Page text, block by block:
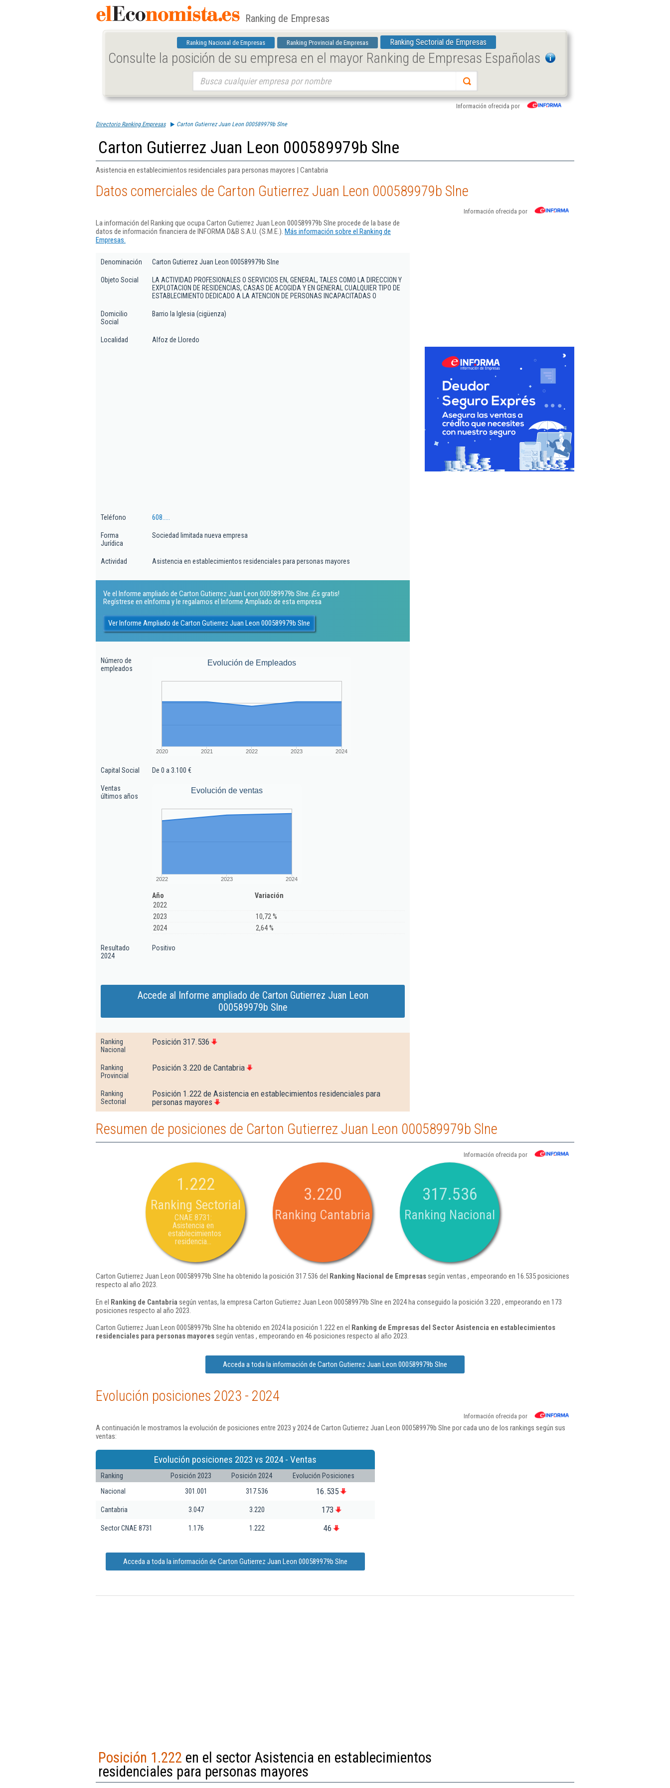
Ranking de Empresas
Ranking Nacional de Empresas Ranking Provincial de Empresas Ranking Sectorial de Empresas
Consulte la posición de su empresa en el mayor Ranking de Empresas Españolas
Información ofrecida por
Directorio Ranking Empresas Carton Gutierrez Juan Leon 000589979b Slne
Carton Gutierrez Juan Leon 000589979b Slne
Asistencia en establecimientos residenciales para personas mayores | Cantabria
Datos comerciales de Carton Gutierrez Juan Leon 000589979b Slne
Información ofrecida por
La información del Ranking que ocupa Carton Gutierrez Juan Leon 000589979b Slne procede de la base de
datos de información financiera de INFORMA D&B S.A.U. (S.M.E.). Más información sobre el Ranking de
Empresas.
Denominación Carton Gutierrez Juan Leon 000589979b Slne
Objeto Social
LA ACTIVIDAD PROFESIONALES O SERVICIOS EN, GENERAL, TALES COMO LA DIRECCION Y
EXPLOTACION DE RESIDENCIAS, CASAS DE ACOGIDA Y EN GENERAL CUALQUIER TIPO DE
ESTABLECIMIENTO DEDICADO A LA ATENCION DE PERSONAS INCAPACITADAS O
Domicilio
Social
Barrio la Iglesia (cigüenza)
Localidad Alfoz de Lloredo
Teléfono 608.....
Forma
Jurídica
Sociedad limitada nueva empresa
Actividad Asistencia en establecimientos residenciales para personas mayores
Ve el Informe ampliado de Carton Gutierrez Juan Leon 000589979b Slne. ¡Es gratis!
Regístrese en eInforma y le regalamos el Informe Ampliado de esta empresa
Ver Informe Ampliado de Carton Gutierrez Juan Leon 000589979b Slne
Número de
empleados
Evolución de Empleados
2020 2021 2022 2023 2024
Capital Social De 0 a 3.100 €
Ventas
últimos años
Evolución de ventas
2022 2023 2024
Año
Variación
2022
2023
10,72 %
2024
2,64 %
Resultado
2024
Positivo
Accede al Informe ampliado de Carton Gutierrez Juan Leon
000589979b Slne
Ranking
Nacional
Posición 317.536
Ranking
Provincial
Posición 3.220 de Cantabria
Ranking
Sectorial
Posición 1.222 de Asistencia en establecimientos residenciales para
personas mayores
Resumen de posiciones de Carton Gutierrez Juan Leon 000589979b Slne
Información ofrecida por
1.222
Ranking Sectorial
CNAE 8731:
Asistencia en
establecimientos
residencia...
3.220
Ranking Cantabria
317.536
Ranking Nacional
Carton Gutierrez Juan Leon 000589979b Slne ha obtenido la posición 317.536 del Ranking Nacional de Empresassegún ventas , empeorando en 16.535 posiciones
respecto al año 2023.
En el Ranking de Cantabria según ventas, la empresa Carton Gutierrez Juan Leon 000589979b Slne en 2024 ha conseguido la posición 3.220 , empeorando en 173
posiciones respecto al año 2023.
Carton Gutierrez Juan Leon 000589979b Slne ha obtenido en 2024 la posición 1.222 en el Ranking de Empresas del Sector Asistencia en establecimientos
residenciales para personas mayoressegún ventas , empeorando en 46 posiciones respecto al año 2023.
Acceda a toda la información de Carton Gutierrez Juan Leon 000589979b Slne
Evolución posiciones 2023 - 2024
Información ofrecida por
A continuación le mostramos la evolución de posiciones entre 2023 y 2024 de Carton Gutierrez Juan Leon 000589979b Slne por cada uno de los rankings según sus
ventas:
Evolución posiciones 2023 vs 2024 - Ventas
Ranking Posición 2023 Posición 2024
Evolución Posiciones
Nacional
301.001 317.536 16.535
Cantabria 3.047 3.220 173
Sector CNAE 8731 1.176 1.222 46
Acceda a toda la información de Carton Gutierrez Juan Leon 000589979b Slne
Posición 1.222 en el sector Asistencia en establecimientos
residenciales para personas mayores